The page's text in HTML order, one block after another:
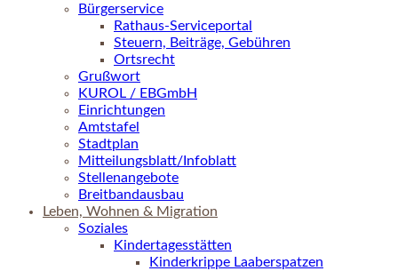
Bürgerservice
Rathaus-Serviceportal
Steuern, Beiträge, Gebühren
Ortsrecht
Grußwort
KUROL / EBGmbH
Einrichtungen
Amtstafel
Stadtplan
Mitteilungsblatt/Infoblatt
Stellenangebote
Breitbandausbau
Leben, Wohnen & Migration
Soziales
Kindertagesstätten
Kinderkrippe Laaberspatzen